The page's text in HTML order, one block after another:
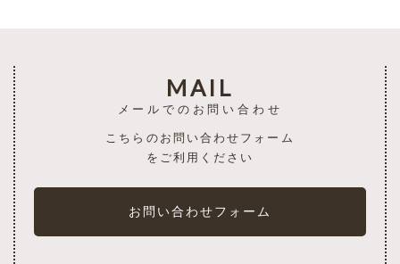
MAIL
メールでのお問い合わせ
こちらのお問い合わせフォーム
をご利用ください
お問い合わせフォーム